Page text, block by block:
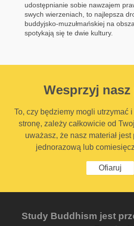
udostępnianie sobie nawzajem
swych wierzeniach, to najlepsza
buddyjsko-muzułmańskiej na
spotykają się te dwie kultury.
Wesprzyj
To, czy będziemy mogli utrzymać
stronę, zależy całkowicie od
uważasz, że nasz materiał
jednorazową lub
Ofiaruj
Study Buddhism jest